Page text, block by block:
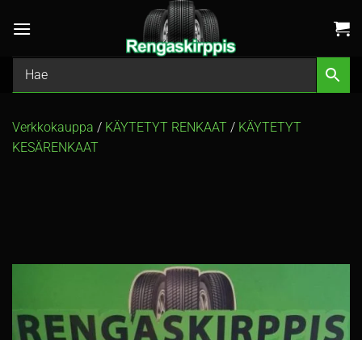
Verkkokauppa / KÄYTETYT RENKAAT / KÄYTETYT
KESÄRENKAAT